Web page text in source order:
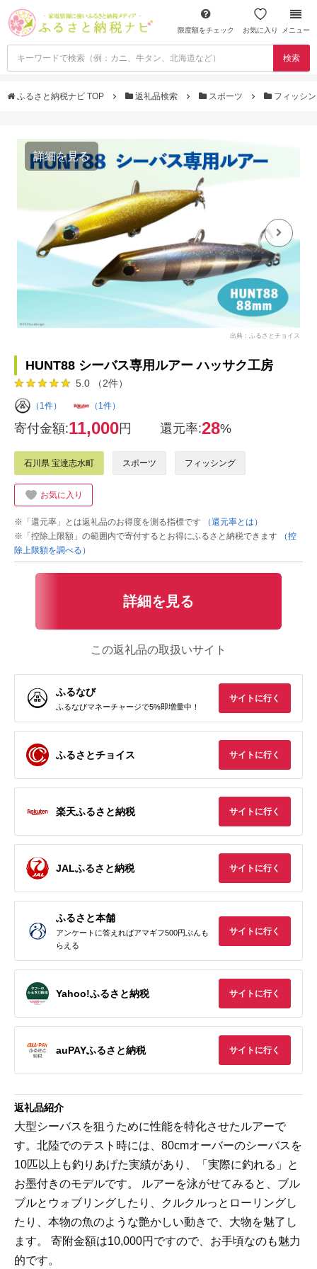
限度額をチェック お気に入り メニュー
検索
ふるさと納税ナビ TOP 返礼品検索 スポーツ フィッシ
詳細を見る
出典：ふるさとチョイス
HUNT88 シーバス専用ルアー ハッサク工房
5.0 （2件）
（1件） （1件）
寄付金額:11,000円 還元率:28%
石川県 宝達志水町 スポーツ フィッシング
お気に入り
※「還元率」とは返礼品のお得度を測る指標です
（還元率とは）
※「控除上限額」の範囲内で寄付するとお得にふるさと納税できます
（控
除上限額を調べる）
詳細を見る
この返礼品の取扱いサイト
ふるなび
ふるなびマネーチャージで5%即増量中！
サイトに行く
ふるさとチョイス サイトに行く
楽天ふるさと納税 サイトに行く
JALふるさと納税 サイトに行く
ふるさと本舗
アンケートに答えればアマギフ500円ぶんも
らえる
サイトに行く
Yahoo!ふるさと納税 サイトに行く
auPAYふるさと納税 サイトに行く
返礼品紹介
大型シーバスを狙うために性能を特化させたルアーで
す。北陸でのテスト時には、80cmオーバーのシーバスを
10匹以上も釣りあげた実績があり、「実際に釣れる」と
お墨付きのモデルです。 ルアーを泳がせてみると、ブル
ブルとウォブリングしたり、クルクルっとローリングし
たり、本物の魚のような艶かしい動きで、大物を魅了し
ます。 寄附金額は10,000円ですので、お手頃なのも魅力
的です。